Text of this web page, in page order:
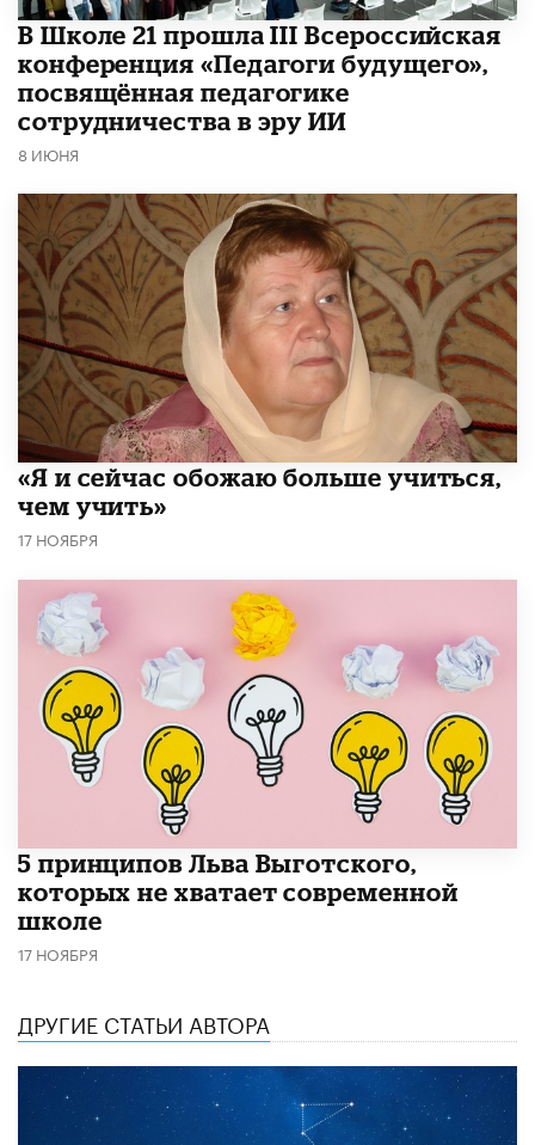
В Школе 21 прошла III Всероссийская
конференция «Педагоги будущего»,
посвящённая педагогике
сотрудничества в эру ИИ
8 ИЮНЯ
«Я и сейчас обожаю больше учиться,
чем учить»
17 НОЯБРЯ
5 принципов Льва Выготского,
которых не хватает современной
школе
17 НОЯБРЯ
ДРУГИЕ СТАТЬИ АВТОРА